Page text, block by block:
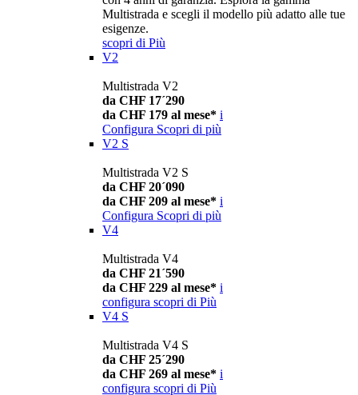
Multistrada e scegli il modello più adatto alle tue
esigenze.
scopri di Più
V2
Multistrada V2
da CHF 17´290
da CHF 179 al mese* i
Configura Scopri di più
V2 S
Multistrada V2 S
da CHF 20´090
da CHF 209 al mese* i
Configura Scopri di più
V4
Multistrada V4
da CHF 21´590
da CHF 229 al mese* i
configura scopri di Più
V4 S
Multistrada V4 S
da CHF 25´290
da CHF 269 al mese* i
configura scopri di Più